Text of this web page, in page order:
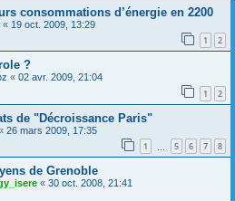
consommations d’énergie en 2200
« 19 oct. 2009, 13:29
1 2
?
« 02 avr. 2009, 21:04
1 2
de "Décroissance Paris"
26 mars 2009, 17:35
1 5 6 7 8
de Grenoble
« 30 oct. 2008, 21:41